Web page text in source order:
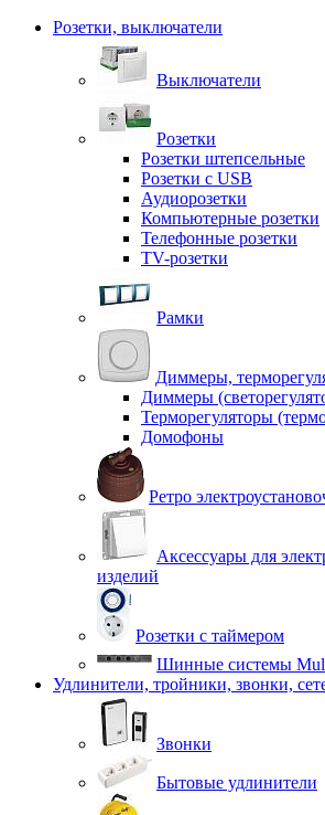
Розетки, выключатели
Выключатели
Розетки
Розетки штепсельные
Розетки с USB
Аудиорозетки
Компьютерные розетки
Телефонные розетки
TV-розетки
Рамки
Диммеры,
Диммеры
Терморегуляторы
Домофоны
Ретро
Аксессуары для
изделий
Розетки с таймером
Шинные системы
Удлинители, тройники, звонки,
Звонки
Бытовые удлинители